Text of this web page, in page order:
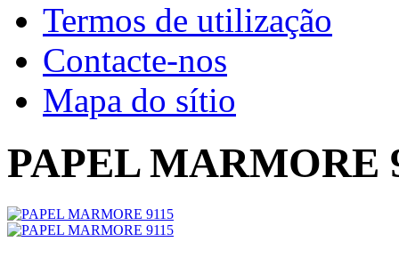
Termos de utilização
Contacte-nos
Mapa do sítio
PAPEL MARMORE